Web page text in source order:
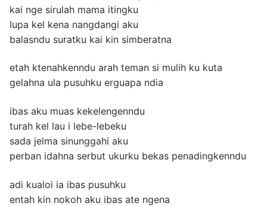
kai nge sirulah mama itingku
lupa kel kena nangdangi aku
balasndu suratku kai kin simberatna
etah ktenahkenndu arah teman si mulih ku kuta
gelahna ula pusuhku erguapa ndia
ibas aku muas kekelengenndu
turah kel lau i lebe-lebeku
sada jelma sinunggahi aku
perban idahna serbut ukurku bekas penadingkenndu
adi kualoi ia ibas pusuhku
entah kin nokoh aku ibas ate ngena